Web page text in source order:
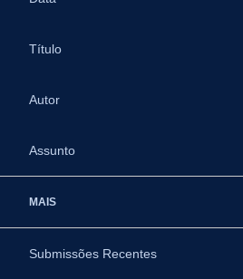
Título
Autor
Assunto
MAIS
Submissões Recentes